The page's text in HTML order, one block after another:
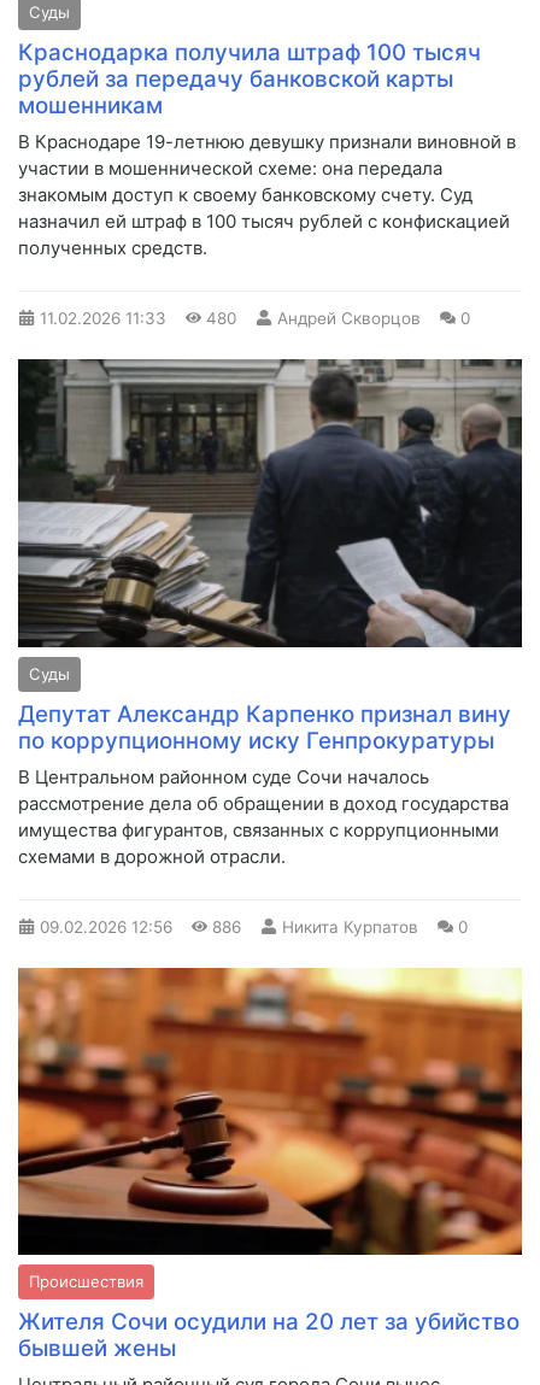
Суды
Краснодарка получила штраф 100 тысяч
рублей за передачу банковской карты
мошенникам
В Краснодаре 19-летнюю девушку признали виновной в
участии в мошеннической схеме: она передала
знакомым доступ к своему банковскому счету. Суд
назначил ей штраф в 100 тысяч рублей с конфискацией
полученных средств.
11.02.2026 11:33 480 Андрей Скворцов 0
Суды
Депутат Александр Карпенко признал вину
по коррупционному иску Генпрокуратуры
В Центральном районном суде Сочи началось
рассмотрение дела об обращении в доход государства
имущества фигурантов, связанных с коррупционными
схемами в дорожной отрасли.
09.02.2026 12:56 886 Никита Курпатов 0
Происшествия
Жителя Сочи осудили на 20 лет за убийство
бывшей жены